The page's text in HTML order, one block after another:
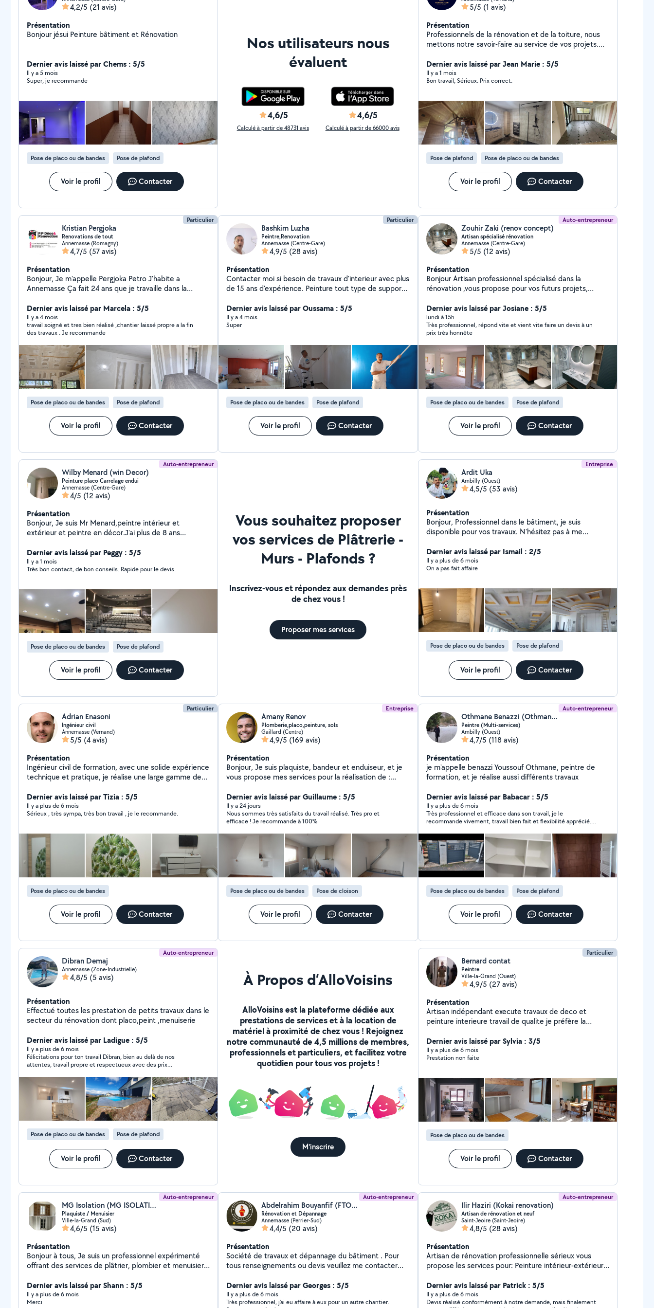
4,2/5 (21 avis)
Présentation
Bonjour jésui Peinture bâtiment et Rénovation
Dernier avis laissé par Chems : 5/5
Il y a 5 mois
Super, je recommande
Pose de placo ou de bandes Pose de plafond
Voir le profil Contacter
Nos utilisateurs nous
évaluent
4,6/5
Calculé à partir de 48731 avis
4,6/5
Calculé à partir de 66000 avis
5/5 (1 avis)
Présentation
Professionnels de la rénovation et de la toiture, nous
mettons notre savoir-faire au service de vos projets.
petits travaux, nous garantissons un résultat de haute
qualité. Contactez-nous dès maintenant pour un devis
rapide !
Dernier avis laissé par Jean Marie : 5/5
Il y a 1 mois
Bon travail, Sérieux. Prix correct.
Pose de plafond Pose de placo ou de bandes
Voir le profil Contacter
Particulier
Kristian Pergjoka
Renovations de tout
Annemasse (Romagny)
4,7/5 (57 avis)
Présentation
Bonjour, Je m'appelle Pergjoka Petro J'habite a
Annemasse Ça fait 24 ans que je travaille dans la
sharp, volets, je fait tous qui dans la renovation. Mon
bute c'est de satisfaire mes clients et faire un bon
travail. Je serai disponible pour tout les clients. J'ai la
possibilité de me deplacé dans tout la region Haute-
Savoie (74). Cordialement Pergjoka Petro
Dernier avis laissé par Marcela : 5/5
Il y a 4 mois
travail soigné et tres bien réalisé ,chantier laissé propre a la fin
des travaux . Je recommande
Pose de placo ou de bandes Pose de plafond
Voir le profil Contacter
Particulier
Bashkim Luzha
Peintre,Renovation
Annemasse (Centre-Gare)
4,9/5 (28 avis)
Présentation
Contacter moi si besoin de travaux d'interieur avec plus
de 15 ans d'expérience. Peinture tout type de support
bande Pose de lino Pose de parquet
Dernier avis laissé par Oussama : 5/5
Il y a 4 mois
Super
Pose de placo ou de bandes Pose de plafond
Voir le profil Contacter
Auto-entrepreneur
Zouhir Zaki (renov concept)
Artisan spécialisé rénovation
Annemasse (Centre-Gare)
5/5 (12 avis)
Présentation
Bonjour Artisan professionnel spécialisé dans la
rénovation ,vous propose pour vos futurs projets,
intérieur et extérieur ainsi que la tapisserie ( placo
platre/ lissage/ peinture) -salon -chambre -cuisine -
escalier -terrasse. -parquet Je me charge également
de la plomberie : installation/ création. - pose receveur
de douche -pose baignoire -pose parois de douche -
pose colonne de douche -pose wc suspendu -pose
sèche serviette -pose de meuble vasque -pose de clim
-plomberie/chauffage/dépannage - électricité générale
Je m'occupe de la rénovation complète de salle de
baim et la pose de cuisine . Mon objectif ais la
satisfaction du client. Service de qualité . A bientôt Mr
Dernier avis laissé par Josiane : 5/5
lundi à 15h
Très professionnel, répond vite et vient vite faire un devis à un
prix très honnête
Pose de placo ou de bandes Pose de plafond
Voir le profil Contacter
Auto-entrepreneur
Wilby Menard (win Decor)
Peinture placo Carrelage endui
Annemasse (Centre-Gare)
4/5 (12 avis)
Présentation
Bonjour, Je suis Mr Menard,peintre intérieur et
extérieur et peintre en décor.J'ai plus de 8 ans
et surtout passionné.J'aime le travail bien fait et je
prends toujours du plaisir à satisfaire le client. Je suis
auto-entrepreneur depuis trois ans et je réussis avec
Dernier avis laissé par Peggy : 5/5
Il y a 1 mois
Très bon contact, de bon conseils. Rapide pour le devis.
Pose de placo ou de bandes Pose de plafond
Voir le profil Contacter
Vous souhaitez proposer
vos services de Plâtrerie -
Murs - Plafonds ?
Inscrivez-vous et répondez aux demandes près
de chez vous !
Proposer mes services
Entreprise
Ardit Uka
Ambilly (Ouest)
4,5/5 (53 avis)
Présentation
Bonjour, Professionnel dans le bâtiment, je suis
disponible pour vos travaux. N'hésitez pas à me
Dernier avis laissé par Ismail : 2/5
Il y a plus de 6 mois
On a pas fait affaire
Pose de placo ou de bandes Pose de plafond
Voir le profil Contacter
Particulier
Adrian Enasoni
Ingénieur civil
Annemasse (Vernand)
5/5 (4 avis)
Présentation
Ingénieur civil de formation, avec une solide expérience
technique et pratique, je réalise une large gamme de
attentif aux détails, et toujours orienté vers un résultat
de qualité. J'aime trouver des solutions adaptées,
innover quand il le faut et conseiller mes clients avec
disponible pour vos projets de rénovation,
aménagement ou dépannage. Disponible et à l'écoute,
je serai ravi de vous aider dans vos projets. À bientôt,
Adrian
Dernier avis laissé par Tizia : 5/5
Il y a plus de 6 mois
Sérieux , très sympa, très bon travail , je le recommande.
Pose de placo ou de bandes
Voir le profil Contacter
Entreprise
Amany Renov
Plomberie,placo,peinture, sols
Gaillard (Centre)
4,9/5 (169 avis)
Présentation
Bonjour, Je suis plaquiste, bandeur et enduiseur, et je
vous propose mes services pour la réalisation de :
Plafonds Aménagement de combles, garages et autres
espaces Pose de portes et de verrières Diplômé en
plomberie-chauffage, je propose également mes
services pour tous travaux de plomberie : installation,
dépannage, entretien, réparation de fuites,
remplacement d'équipements sanitaires et autres
interventions liées à la plomberie. Je travaille avec un
réseau d'artisans qualifiés (électriciens, menuisiers,
peintres, etc.), ce qui vous permet, si vous le
souhaitez, de bénéficier d'un seul interlocuteur pour
l'ensemble de vos projets. Je réalise également divers
travaux de bricolage. N'hésitez pas à me contacter
pour toute demande. Assurance décennale disponible
pour tous vos travaux de plomberie, d'électricité et de
parce que celui-ci ne m'autorise pas à recevoir certains
Dernier avis laissé par Guillaume : 5/5
Il y a 24 jours
Nous sommes très satisfaits du travail réalisé. Très pro et
efficace ! Je recommande à 100%
Pose de placo ou de bandes Pose de cloison
Voir le profil Contacter
Auto-entrepreneur
Othmane Benazzi (Othmane rénovation)
Peintre (Multi-services)
Ambilly (Ouest)
4,7/5 (118 avis)
Présentation
je m'appelle benazzi Youssouf Othmane, peintre de
formation, et je réalise aussi différents travaux
Dernier avis laissé par Babacar : 5/5
Il y a plus de 6 mois
Très professionnel et efficace dans son travail, je le
recommande vivement, travail bien fait et flexibilité apprécié.
lors de la prestation. Merci.
Pose de placo ou de bandes Pose de plafond
Voir le profil Contacter
Auto-entrepreneur
Dibran Demaj
Annemasse (Zone-Industrielle)
4,8/5 (5 avis)
Présentation
Effectué toutes les prestation de petits travaux dans le
secteur du rénovation dont placo,peint ,menuiserie
Dernier avis laissé par Ladigue : 5/5
Il y a plus de 6 mois
Félicitations pour ton travail Dibran, bien au delà de nos
attentes, travail propre et respectueux avec des prix
Pose de placo ou de bandes Pose de plafond
Voir le profil Contacter
À Propos d’AlloVoisins
AlloVoisins est la plateforme dédiée aux
prestations de services et à la location de
matériel à proximité de chez vous ! Rejoignez
notre communauté de 4,5 millions de membres,
professionnels et particuliers, et facilitez votre
quotidien pour tous vos projets !
M'inscrire
Particulier
Bernard contat
Peintre
Ville-la-Grand (Ouest)
4,9/5 (27 avis)
Présentation
Artisan indépendant execute travaux de deco et
peinture interieure travail de qualite je préfère la
Dernier avis laissé par Sylvia : 3/5
Il y a plus de 6 mois
Prestation non faite
Pose de placo ou de bandes
Voir le profil Contacter
Auto-entrepreneur
MG Isolation (MG ISOLATION)
Plaquiste / Menuisier
Ville-la-Grand (Sud)
4,6/5 (15 avis)
Présentation
Bonjour à tous, Je suis un professionnel expérimenté
offrant des services de plâtrier, plombier et menuisier.
projets de rénovation et d'aménagement. Plâtrier :
Pose de plaques de plâtre, cloisons, faux plafonds, etc.
Plombier : Installation et réparation de systèmes de
Dernier avis laissé par Shann : 5/5
Il y a plus de 6 mois
Merci
Auto-entrepreneur
Abdelrahim Bouyanfif (FTOUS)
Rénovation et Dépannage
Annemasse (Perrier-Sud)
4,4/5 (20 avis)
Présentation
Société de travaux et dépannage du bâtiment . Pour
tous renseignements ou devis veuillez me contacter
Dernier avis laissé par Georges : 5/5
Il y a plus de 6 mois
Très professionnel, j'ai eu affaire à eux pour un autre chantier.
Auto-entrepreneur
Ilir Haziri (Kokai renovation)
Artisan de rénovation et neuf
Saint-Jeoire (Saint-Jeoire)
4,8/5 (28 avis)
Présentation
Artisan de rénovation professionnelle sérieux vous
propose les services pour: Peinture intérieur-extérieur
,ratissage etc Pose parquet,rénovation Pose papier
peint AVEC GARANTIE DECENNALE
Dernier avis laissé par Patrick : 5/5
Il y a plus de 6 mois
Devis réalisé conformément à notre demande, mais finalement